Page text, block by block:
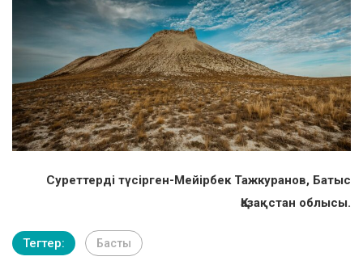
Суреттерді түсірген-Мейірбек Тажкуранов, Батыс
Қазақстан облысы.
Тегтер: Басты